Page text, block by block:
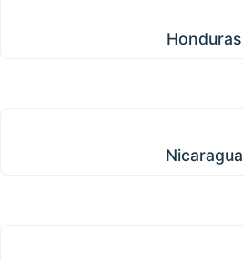
Honduras
Nicaragua